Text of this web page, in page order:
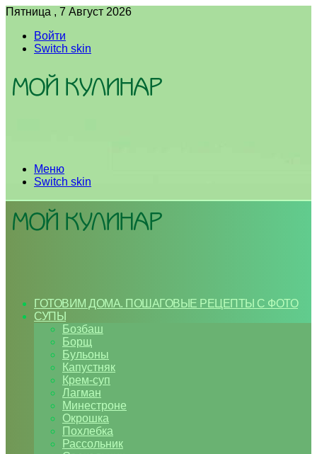
Пятница , 7 Август 2026
Войти
Switch skin
Меню
Switch skin
ГОТОВИМ ДОМА. ПОШАГОВЫЕ РЕЦЕПТЫ С ФОТО
СУПЫ
Бозбаш
Борщ
Бульоны
Капустняк
Крем-суп
Лагман
Минестроне
Окрошка
Похлебка
Рассольник